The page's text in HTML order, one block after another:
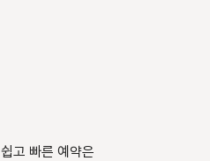
쉽고 빠른 예약은